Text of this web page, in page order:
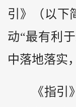
引》（以下
动“最有利
中落地落实
《指